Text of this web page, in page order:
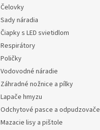
Čelovky
Sady náradia
Čiapky s LED svietidlom
Respirátory
Poličky
Vodovodné náradie
Záhradné nožnice a pílky
Lapače hmyzu
Odchytové pasce a odpudzovače
Mazacie lisy a pištole